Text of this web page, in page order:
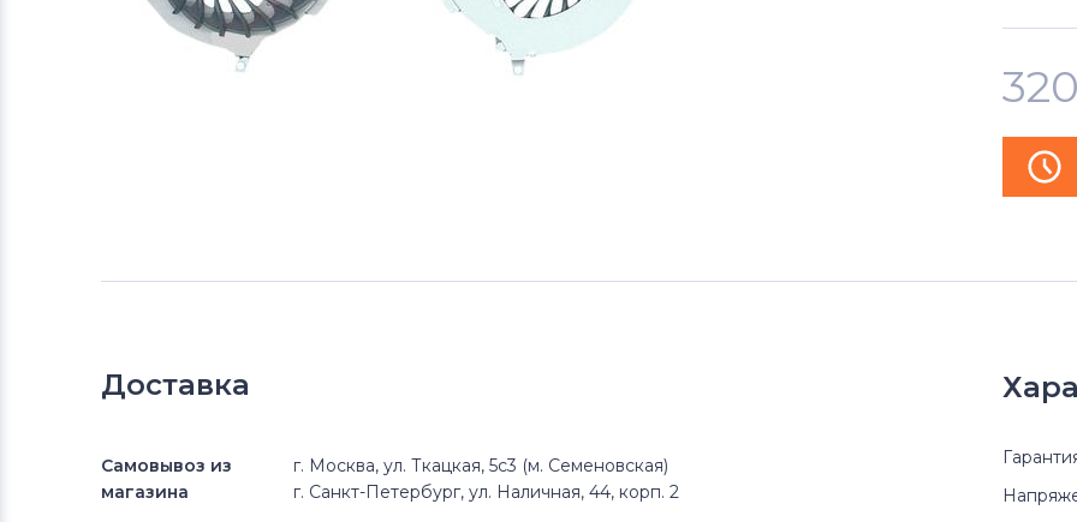
Доставка
Самовывоз из
магазина
г. Москва, ул. Ткацкая, 5с3 (м. Семеновская)
г. Санкт-Петербург, ул. Наличная, 44, корп. 2